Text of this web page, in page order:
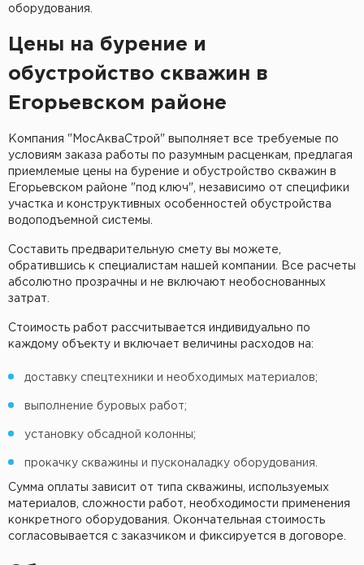
оборудования.
Цены на бурение и
обустройство скважин в
Егорьевском районе
Компания "МосАкваСтрой" выполняет все требуемые по
условиям заказа работы по разумным расценкам, предлагая
приемлемые цены на бурение и обустройство скважин в
Егорьевском районе "под ключ", независимо от специфики
участка и конструктивных особенностей обустройства
водоподъемной системы.
Составить предварительную смету вы можете,
обратившись к специалистам нашей компании. Все расчеты
абсолютно прозрачны и не включают необоснованных
затрат.
Стоимость работ рассчитывается индивидуально по
каждому объекту и включает величины расходов на:
доставку спецтехники и необходимых материалов;
выполнение буровых работ;
установку обсадной колонны;
прокачку скважины и пусконаладку оборудования.
Сумма оплаты зависит от типа скважины, используемых
материалов, сложности работ, необходимости применения
конкретного оборудования. Окончательная стоимость
согласовывается с заказчиком и фиксируется в договоре.